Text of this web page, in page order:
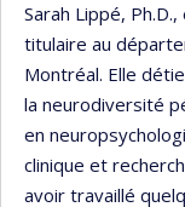
Sarah Lippé,
titulaire au
Montréal. Elle
la neurodiversité
en
clinique et
avoir travaillé